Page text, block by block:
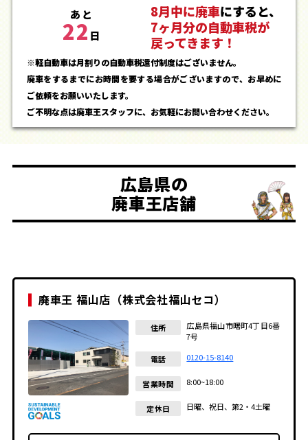
あと
22 日
8月中に廃車にすると、
7ヶ月分の自動車税が
戻ってきます！
※軽自動車は月割りの自動車税還付制度はございません。
廃車をするまでにお時間を要する場合がございますので、お早めに
ご依頼をお願いいたします。
ご不明な点は廃車王スタッフに、お気軽にお問い合わせください。
広島県の
廃車王店舗
廃車王 福山店（株式会社福山セコ）
住所
広島県福山市曙町4丁目6番
7号
電話 0120-15-8140
営業時間 8:00~18:00
定休日 日曜、祝日、第2・4土曜